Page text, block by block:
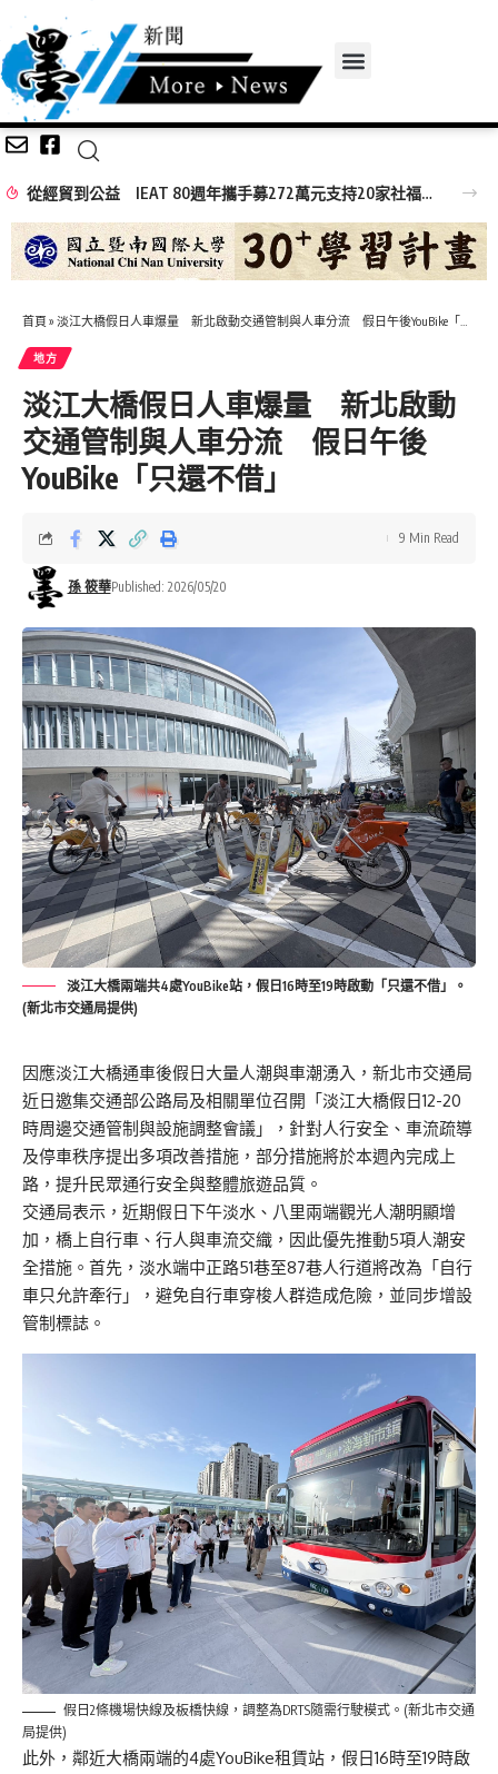
從經貿到公益 IEAT 80週年攜手募272萬元支持20家社福機構
首頁 » 淡江大橋假日人車爆量 新北啟動交通管制與人車分流 假日午後YouBike「只還不借」
地方
淡江大橋假日人車爆量 新北啟動
交通管制與人車分流 假日午後
YouBike「只還不借」
孫 筱華Published: 2026/05/20
9 Min Read
淡江大橋兩端共4處YouBike站，假日16時至19時啟動「只還不借」。
(新北市交通局提供)
因應淡江大橋通車後假日大量人潮與車潮湧入，新北市交通局
近日邀集交通部公路局及相關單位召開「淡江大橋假日12-20
時周邊交通管制與設施調整會議」，針對人行安全、車流疏導
及停車秩序提出多項改善措施，部分措施將於本週內完成上
路，提升民眾通行安全與整體旅遊品質。
交通局表示，近期假日下午淡水、八里兩端觀光人潮明顯增
加，橋上自行車、行人與車流交織，因此優先推動5項人潮安
全措施。首先，淡水端中正路51巷至87巷人行道將改為「自行
車只允許牽行」，避免自行車穿梭人群造成危險，並同步增設
管制標誌。
假日2條機場快線及板橋快線，調整為DRTS隨需行駛模式。(新北市交通
局提供)
此外，鄰近大橋兩端的4處YouBike租賃站，假日16時至19時啟